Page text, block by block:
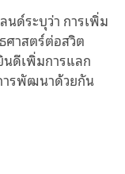
นด์ระบุว่า การเพิ่ม
ศาสตร์ต่อสวิต
ดีเพิ่มการแลก
ารพัฒนาด้วยกัน